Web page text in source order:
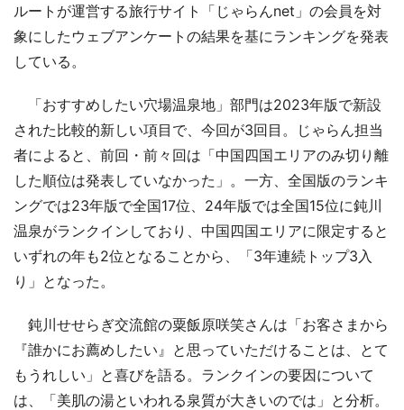
ルートが運営する旅行サイト「じゃらんnet」の会員を対
象にしたウェブアンケートの結果を基にランキングを発表
している。
「おすすめしたい穴場温泉地」部門は2023年版で新設
された比較的新しい項目で、今回が3回目。じゃらん担当
者によると、前回・前々回は「中国四国エリアのみ切り離
した順位は発表していなかった」。一方、全国版のランキ
ングでは23年版で全国17位、24年版では全国15位に鈍川
温泉がランクインしており、中国四国エリアに限定すると
いずれの年も2位となることから、「3年連続トップ3入
り」となった。
鈍川せせらぎ交流館の粟飯原咲笑さんは「お客さまから
『誰かにお薦めしたい』と思っていただけることは、とて
もうれしい」と喜びを語る。ランクインの要因について
は、「美肌の湯といわれる泉質が大きいのでは」と分析。